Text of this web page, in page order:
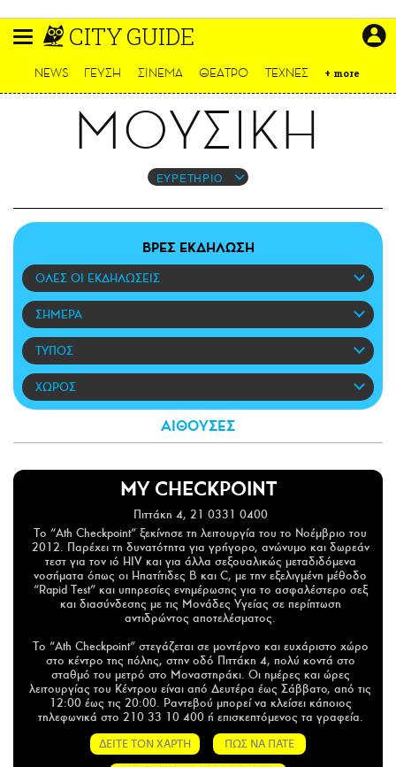
περιεχόμενο
CITY GUIDE
LIFO SHOP
NEWSLETTER
ΜΙΚΡΟΠΡΑΓΜΑΤΑ
THE GOOD LIFO
LIFOLAND
CITY GUIDE
ΕΙΔΗΣΕΙΣ
CULTURE
ΑΠΟΨΕΙΣ
ΤΡΟΠΟΣ ΖΩΗΣ
NEWS ΓΕΥΣΗ ΣΙΝΕΜΑ ΘΕΑΤΡΟ ΤΕΧΝΕΣ + more
ΜΟΥΣΙΚΗ
ΕΥΡΕΤΗΡΙΟ
ΒΡΕΣ ΕΚΔΗΛΩΣΗ
ΟΛΕΣ ΟΙ ΕΚΔΗΛΩΣΕΙΣ
ΣΗΜΕΡΑ
ΤΥΠΟΣ
ΧΩΡΟΣ
ΑΙΘΟΥΣΕΣ
MY CHECKPOINT
Πιττάκη 4, 21 0331 0400
Το “Ath Checkpoint” ξεκίνησε τη λειτουργία του το Νοέμβριο του
2012. Παρέχει τη δυνατότητα για γρήγορο, ανώνυμο και δωρεάν
τεστ για τον ιό HIV και για άλλα σεξουαλικώς μεταδιδόμενα
νοσήματα όπως οι Ηπατίτιδες Β και C, με την εξελιγμένη μέθοδο
“Rapid Test” και υπηρεσίες ενημέρωσης για το ασφαλέστερο σεξ
και διασύνδεσης με τις Μονάδες Υγείας σε περίπτωση
αντιδρώντος αποτελέσματος.
Το “Ath Checkpoint” στεγάζεται σε μοντέρνο και ευχάριστο χώρο
στο κέντρο της πόλης, στην οδό Πιττάκη 4, πολύ κοντά στο
σταθμό του μετρό στο Μοναστηράκι. Οι ημέρες και ώρες
λειτουργίας του Κέντρου είναι από Δευτέρα έως Σάββατο, από τις
12:00 έως τις 20:00. Ραντεβού μπορεί να κλείσει κάποιος
τηλεφωνικά στο 210 33 10 400 ή επισκεπτόμενος τα γραφεία.
ΔΕΙΤΕ ΤΟΝ ΧΑΡΤΗ ΠΩΣ ΝΑ ΠΑΤΕ